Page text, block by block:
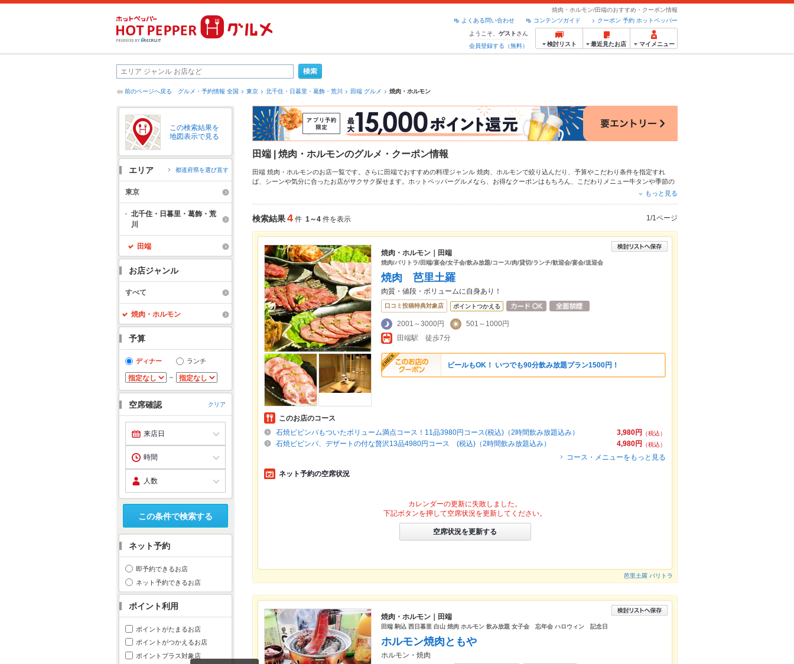
焼肉・ホルモン/田端のおすすめ・クーポン情報
クーポン 予約 ホットペッパー
コンテンツガイド
よくある問い合わせ
ようこそ、 ゲスト さん
会員登録する（無料）
検討リスト 最近見たお店 マイメニュー
前のページへ戻る グルメ・予約情報 全国 東京 北千住・日暮里・葛飾・荒川 田端 グルメ 焼肉・ホルモン
この検索結果を
地図表示で見る
エリア 都道府県を選び直す
東京
北千住・日暮里・葛飾・荒
川
田端
お店ジャンル
すべて
焼肉・ホルモン
予算
ディナー ランチ
～
空席確認 クリア
この条件で検索する
ネット予約
即予約できるお店
ネット予約できるお店
ポイント利用
ポイントがたまるお店
ポイントがつかえるお店
ポイントプラス対象店
田端 | 焼肉・ホルモンのグルメ・クーポン情報
田端 焼肉・ホルモンのお店一覧です。さらに田端でおすすめの料理ジャンル 焼肉 ホルモンで絞り込んだり、予算やこだわり条件を指定すれ
ば、シーンや気分に合ったお店がサクサク探せます。ホットペッパーグルメなら、お得なクーポンはもちろん、こだわりメニュー牛タンや季節の
おすすめ料理など、お店の最新情報をご紹介しているので安心！24時間使える簡単便利なネット予約が使えるお店も拡大中です。友達どうしの飲
もっと見る
検索結果4 件 1～4 件を表示 1/1ページ
焼肉・ホルモン｜田端
焼肉/バリトラ/田端/宴会/女子会/飲み放題/コース/肉/貸切/ランチ/歓迎会/宴会/送迎会
焼肉 芭里土羅
肉質・値段・ボリュームに自身あり！
口コミ投稿特典対象店 ポイントつかえる
2001～3000円
501～1000円
田端駅 徒歩7分
ビールもOK！ いつでも90分飲み放題プラン1500円！
このお店のコース
3,980円
（税込）
石焼ビビンバもついたボリューム満点コース！11品3980円コース(税込)（2時間飲み放題込み）
4,980円
（税込）
石焼ビビンバ、デザートの付な贅沢13品4980円コース (税込)（2時間飲み放題込み）
コース・メニューをもっと見る
ネット予約の空席状況
カレンダーの更新に失敗しました。
下記ボタンを押して空席状況を更新してください。
空席状況を更新する
芭里土羅 バリトラ
焼肉・ホルモン｜田端
田端 駒込 西日暮里 白山 焼肉 ホルモン 飲み放題 女子会 忘年会 ハロウィン 記念日
ホルモン焼肉ともや
ホルモン・焼肉